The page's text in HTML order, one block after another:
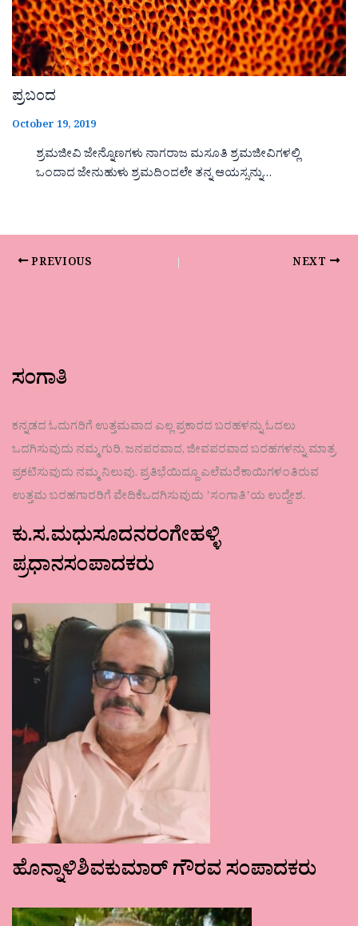
ಪ್ರಬಂದ
October 19, 2019
ಶ್ರಮಜೀವಿ ಜೇನ್ನೊಣಗಳು ನಾಗರಾಜ ಮಸೂತಿ ಶ್ರಮಜೀವಿಗಳಲ್ಲಿ
ಒಂದಾದ ಜೇನುಹುಳು ಶ್ರಮದಿಂದಲೇ ತನ್ನ ಆಯಸ್ಸನ್ನು…
PREVIOUS NEXT
ಸಂಗಾತಿ
ಕನ್ನಡದ ಓದುಗರಿಗೆ ಉತ್ತಮವಾದ ಎಲ್ಲ ಪ್ರಕಾರದ ಬರಹಳನ್ನು ಓದಲು
ಒದಗಿಸುವುದು ನಮ್ಮ ಗುರಿ. ಜನಪರವಾದ, ಜೀವಪರವಾದ ಬರಹಗಳನ್ನು ಮಾತ್ರ
ಪ್ರಕಟಿಸುವುದು ನಮ್ಮ ನಿಲುವು. ಪ್ರತಿಭೆಯಿದ್ದೂ ಎಲೆಮರೆಕಾಯಿಗಳಂತಿರುವ
ಉತ್ತಮ ಬರಹಗಾರರಿಗೆ ವೇದಿಕೆಒದಗಿಸುವುದು ʼಸಂಗಾತಿʼಯ ಉದ್ದೇಶ.
ಕು.ಸ.ಮಧುಸೂದನರಂಗೇಹಳ್ಳಿ
ಪ್ರಧಾನಸಂಪಾದಕರು
ಹೊನ್ನಾಳಿಶಿವಕುಮಾರ್ ಗೌರವ ಸಂಪಾದಕರು